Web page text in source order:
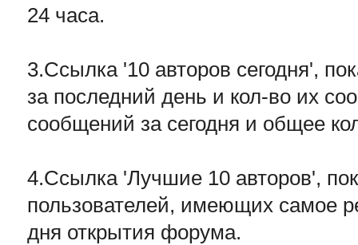
24 часа.
3.Ссылка '10 авторов сегодня',
за последний день и кол-во их
сообщений за сегодня и общее
4.Ссылка 'Лучшие 10 авторов',
пользователей, имеющих самое
дня открытия форума.